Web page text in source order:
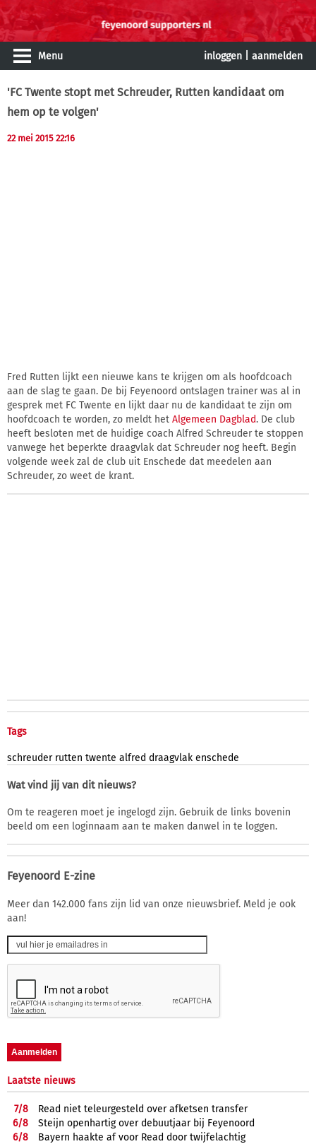
Menu inloggen aanmelden
'FC Twente stopt met Schreuder, Rutten kandidaat om
hem op te volgen'
22 mei 2015 22:16
Fred Rutten lijkt een nieuwe kans te krijgen om als hoofdcoach
aan de slag te gaan. De bij Feyenoord ontslagen trainer was al in
gesprek met FC Twente en lijkt daar nu de kandidaat te zijn om
hoofdcoach te worden, zo meldt het Algemeen Dagblad. De club
heeft besloten met de huidige coach Alfred Schreuder te stoppen
vanwege het beperkte draagvlak dat Schreuder nog heeft. Begin
volgende week zal de club uit Enschede dat meedelen aan
Schreuder, zo weet de krant.
Tags
schreuder rutten twente alfred draagvlak enschede
Wat vind jij van dit nieuws?
Om te reageren moet je ingelogd zijn. Gebruik de links bovenin
beeld om een loginnaam aan te maken danwel in te loggen.
Feyenoord E-zine
Meer dan 142.000 fans zijn lid van onze nieuwsbrief. Meld je ook
aan!
Laatste nieuws
7/8
Read niet teleurgesteld over afketsen transfer
6/8
Steijn openhartig over debuutjaar bij Feyenoord
6/8
Bayern haakte af voor Read door twijfelachtig